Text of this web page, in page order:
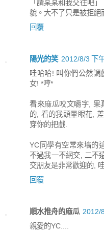
「請某某和我交往吧
貌。大不了只是被拒絕
回覆
陽光的笑 2012/8/3 下
哇哈哈! 叫你們公然調
女! *哼*
看來麻瓜咬文嚼字, 果
的, 看的我頭暈眼花,
穿你的把戲.
YC同學有空常來墙的
不過我一不網交, 二不
交朋友是非常歡迎的,
回覆
順水推舟的麻瓜 2012/
親愛的YC....